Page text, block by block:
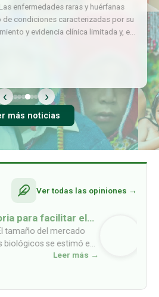
enfermedades raras y huérfanas
de condiciones caracterizadas por su
y evidencia clínica limitada y, en
‹ ›
más noticias
Ver todas las opiniones →
para facilitar el
tamaño del mercado
se estimó en
2022, y se prevé que
millones para 2030.
Leer más →